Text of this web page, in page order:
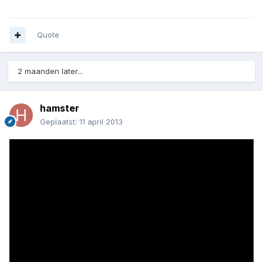
Quote
2 maanden later...
hamster
Geplaatst: 11 april 2013